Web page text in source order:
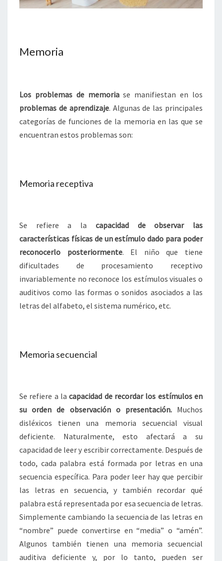
Memoria
Los problemas de memoriase manifiestan en los
problemas de aprendizaje. Algunas de las principales
categorías de funciones de la memoria en las que se
encuentran estos problemas son:
Memoria receptiva
Se refiere a la capacidad de observar las
características físicas de un estímulo dado para poder
reconocerlo posteriormente. El niño que tiene
dificultades de procesamiento receptivo
invariablemente no reconoce los estímulos visuales o
auditivos como las formas o sonidos asociados a las
letras del alfabeto, el sistema numérico, etc.
Memoria secuencial
Se refiere a lacapacidad de recordar los estímulos en
su orden de observación o presentación.Muchos
disléxicos tienen una memoria secuencial visual
deficiente. Naturalmente, esto afectará a su
capacidad de leer y escribir correctamente. Después de
todo, cada palabra está formada por letras en una
secuencia específica. Para poder leer hay que percibir
las letras en secuencia, y también recordar qué
palabra está representada por esa secuencia de letras.
Simplemente cambiando la secuencia de las letras en
“nombre” puede convertirse en “media” o “amén”.
Algunos también tienen una memoria secuencial
auditiva deficiente y, por lo tanto, pueden ser